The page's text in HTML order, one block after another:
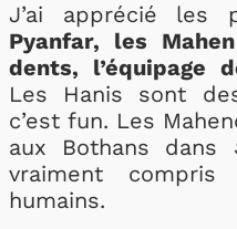
J’ai apprécié les
Pyanfar, les
dents, l’équipage
Les Hanis sont
c’est fun. Les
aux Bothans dans
vraiment
humains.